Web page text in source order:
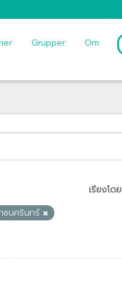
Grupper Om
เรียงโดย
ชนครินทร์